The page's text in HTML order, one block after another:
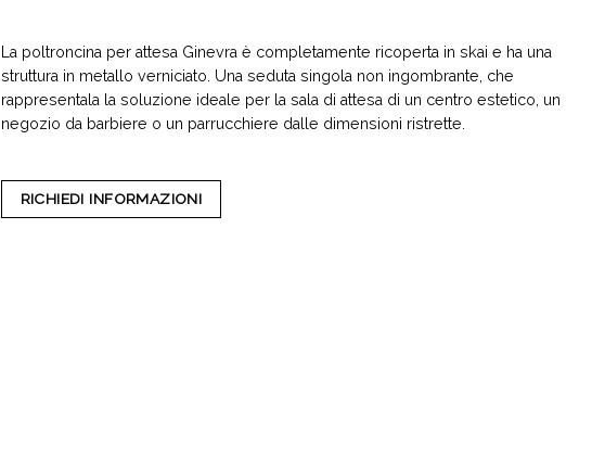
La poltroncina per attesa Ginevra è completamente ricoperta in skai e ha una
struttura in metallo verniciato. Una seduta singola non ingombrante, che
rappresentala la soluzione ideale per la sala di attesa di un centro estetico, un
negozio da barbiere o un parrucchiere dalle dimensioni ristrette.
RICHIEDI INFORMAZIONI